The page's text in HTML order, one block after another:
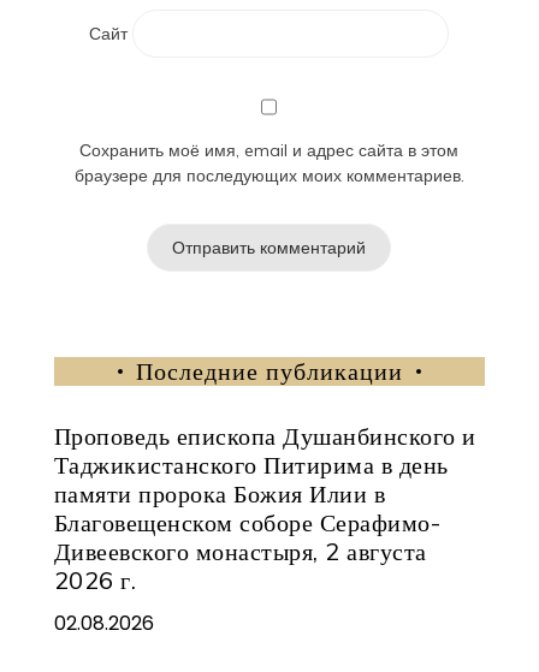
Сайт
Сохранить моё имя, email и адрес сайта в этом
браузере для последующих моих комментариев.
Последние публикации
Проповедь епископа Душанбинского и
Таджикистанского Питирима в день
памяти пророка Божия Илии в
Благовещенском соборе Серафимо-
Дивеевского монастыря, 2 августа
2026 г.
02.08.2026